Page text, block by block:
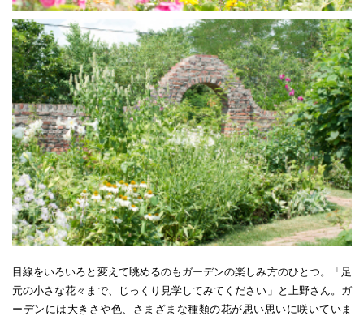
目線をいろいろと変えて眺めるのもガーデンの楽しみ方のひとつ。「足
元の小さな花々まで、じっくり見学してみてください」と上野さん。ガ
ーデンには大きさや色、さまざまな種類の花が思い思いに咲いていま